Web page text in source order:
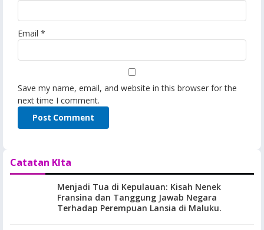
Email *
Save my name, email, and website in this browser for the
next time I comment.
Catatan KIta
Menjadi Tua di Kepulauan: Kisah Nenek
Fransina dan Tanggung Jawab Negara
Terhadap Perempuan Lansia di Maluku.